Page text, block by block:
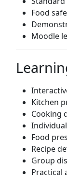
Food
Moodle
Kitchen
Cooking
Food
Recipe
Group
Practical